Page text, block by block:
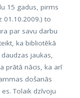
15 gadus, pirms
01.10.2009.) to
par savu darbu
ka bibliotēkā
jaukas,
prātā nācis, ka arī
došanās
Tolaik dzīvoju